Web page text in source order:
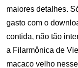
maiores detalhes.
gasto com o
contida, não tão
a Filarmônica de
macaco velho